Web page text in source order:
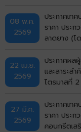
08 พ.ค.
2569
ประกาศเท
ราคา ประก
ลาดยาง (
เมืองขอนแ
ทรอกนิกส์
22 เม.ย.
2569
ประกาศผล
และสาระ
ไตรมาสที่
27 มี.ค.
2569
ประกาศเท
ราคา ประก
คอนกรีตเส